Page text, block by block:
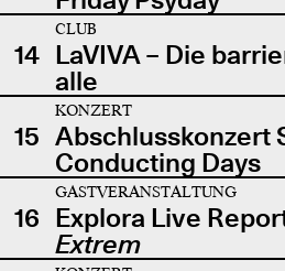
14
CLUB
LaVIVA – Die
alle
15
KONZERT
Abschlusskonzert
Conducting Days
16
GASTVERANSTALTUNG
Explora Live
Extrem